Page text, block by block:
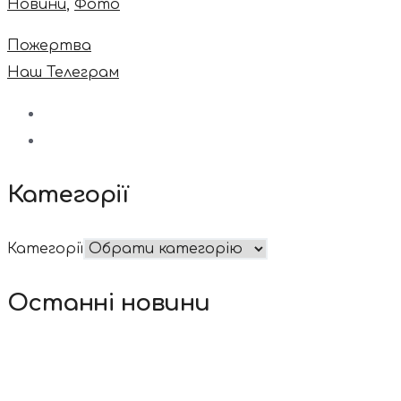
Новини, Фото
Пожертва
Наш Телеграм
Категорії
Категорії
Останні новини